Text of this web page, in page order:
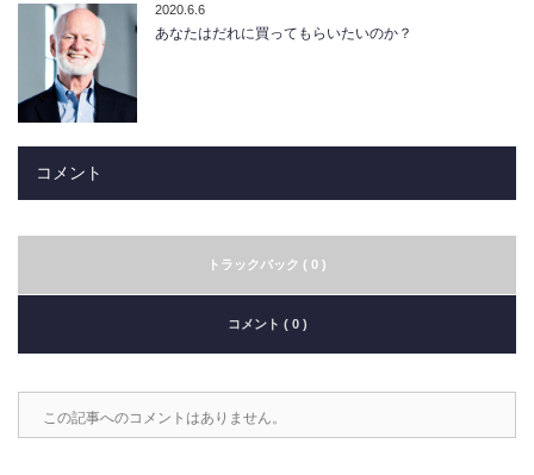
2020.6.6
あなたはだれに買ってもらいたいのか？
コメント
トラックバック ( 0 )
コメント ( 0 )
この記事へのコメントはありません。